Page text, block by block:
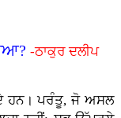
-ਠਾਕੁਰ ਦਲੀਪ
ਹਨ। ਪਰੰਤੂ, ਜੋ ਅਸਲ